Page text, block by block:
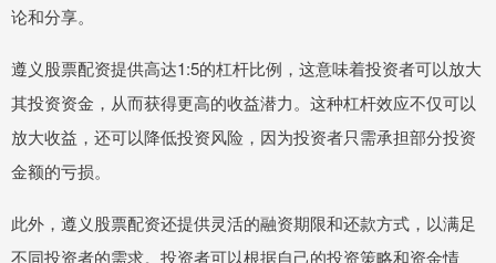
论和分享。
遵义股票配资提供高达1:5的杠杆比例，这意味着投资者可以放大
其投资资金，从而获得更高的收益潜力。这种杠杆效应不仅可以
放大收益，还可以降低投资风险，因为投资者只需承担部分投资
金额的亏损。
此外，遵义股票配资还提供灵活的融资期限和还款方式，以满足
不同投资者的需求。投资者可以根据自己的投资策略和资金情